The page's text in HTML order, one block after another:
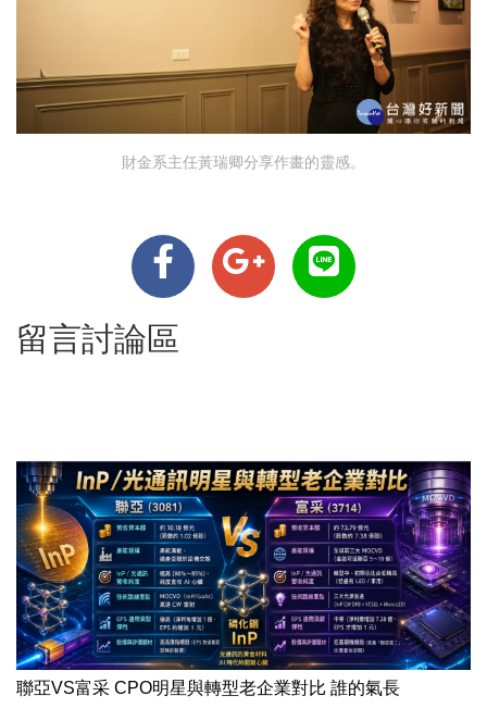
財金系主任黃瑞卿分享作畫的靈感。
留言討論區
聯亞VS富采 CPO明星與轉型老企業對比 誰的氣長